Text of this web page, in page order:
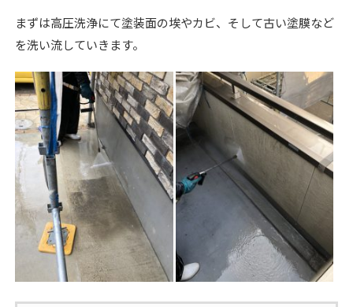
まずは高圧洗浄にて塗装面の埃やカビ、そして古い塗膜など
を洗い流していきます。